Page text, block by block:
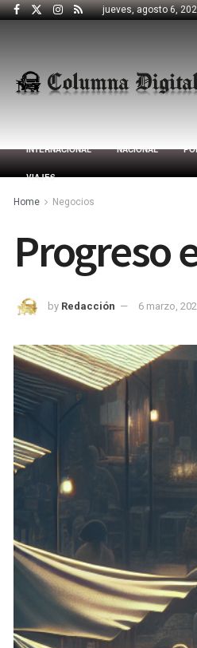
jueves, agosto 6,
INTERNACIONAL NACIONAL
VIAJES
Home Negocios
Progreso
by Redacción 6 marzo,